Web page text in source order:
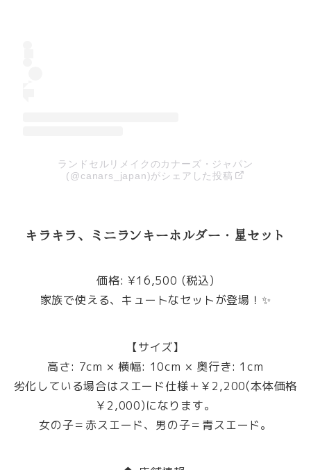
ランドセルリメイクのカナーズ・ジャパン
(@canars_japan)がシェアした投稿
キラキラ、ミニランキーホルダー・星セット
価格: ¥16,500 (税込)
家族で使える、キュートなセットが登場！✨
【サイズ】
高さ: 7cm × 横幅: 10cm × 奥行き: 1cm
劣化している場合はスエード仕様＋￥2,200(本体価格
￥2,000)になります。
女の子＝赤スエード、男の子＝青スエード。